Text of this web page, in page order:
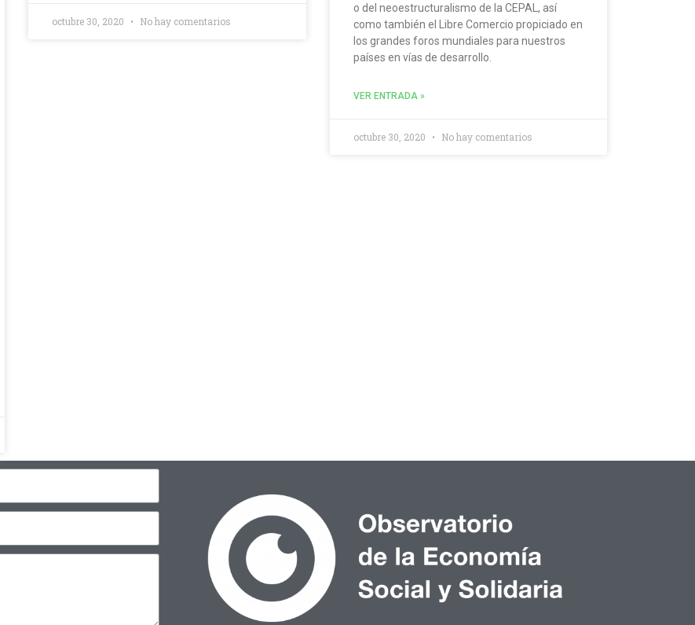
octubre 30, 2020 No hay comentarios
o del neoestructuralismo de la CEPAL, así
como también el Libre Comercio propiciado en
los grandes foros mundiales para nuestros
países en vías de desarrollo.
VER ENTRADA »
octubre 30, 2020 No hay comentarios